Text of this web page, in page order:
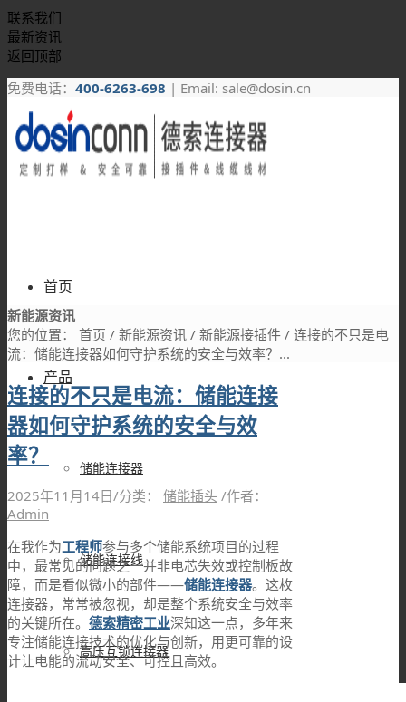
联系我们
最新资讯
返回顶部
免费电话： 400-6263-698 | Email: sale@dosin.cn
首页
产品
储能连接器
储能连接线
高压互锁连接器
新能源资讯
您的位置：
首页 / 新能源资讯 / 新能源接插件 / 连接的不只是电
流：储能连接器如何守护系统的安全与效率？...
连接的不只是电流：储能连接
器如何守护系统的安全与效
率？
2025年11月14日/分类： 储能插头 /作者：
Admin
在我作为工程师参与多个储能系统项目的过程
中，最常见的问题之一并非电芯失效或控制板故
障，而是看似微小的部件——储能连接器。这枚
连接器，常常被忽视，却是整个系统安全与效率
的关键所在。 德索精密工业深知这一点，多年来
专注储能连接技术的优化与创新，用更可靠的设
计让电能的流动安全、可控且高效。